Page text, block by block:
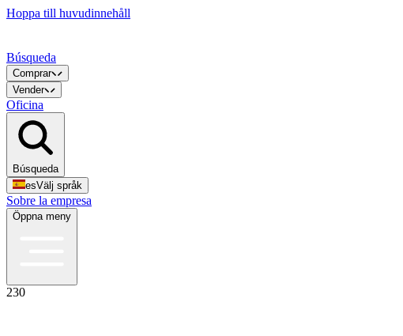
Hoppa till huvudinnehåll
Búsqueda
Comprar
Vender
Oficina
Búsqueda
esVälj språk
Sobre la empresa
Öppna meny
230